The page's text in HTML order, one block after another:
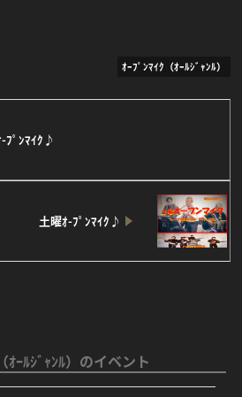
Facebook
ｵｰﾌﾟﾝﾏｲｸ（ｵｰﾙｼﾞｬﾝﾙ）
ﾌﾟﾝﾏｲｸ♪
土曜ｵ-ﾌﾟﾝﾏｲｸ♪
ｵｰﾙｼﾞｬﾝﾙ）のイベント